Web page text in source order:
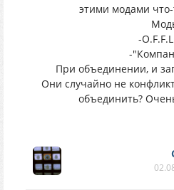
этими модами
-
-
При объединении, и
Они случайно не
объединить?